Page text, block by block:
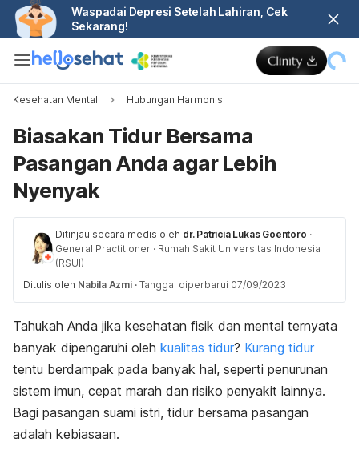
Waspadai Depresi Setelah Lahiran, Cek
Sekarang!
Kesehatan Mental Hubungan Harmonis
Biasakan Tidur Bersama
Pasangan Anda agar Lebih
Nyenyak
Ditinjau secara medis oleh dr. Patricia Lukas Goentoro ·
General Practitioner · Rumah Sakit Universitas Indonesia
(RSUI)
Ditulis oleh Nabila Azmi · Tanggal diperbarui 07/09/2023
Tahukah Anda jika kesehatan fisik dan mental ternyata
banyak dipengaruhi oleh kualitas tidur? Kurang tidur
tentu berdampak pada banyak hal, seperti penurunan
sistem imun, cepat marah dan risiko penyakit lainnya.
Bagi pasangan suami istri, tidur bersama pasangan
adalah kebiasaan.